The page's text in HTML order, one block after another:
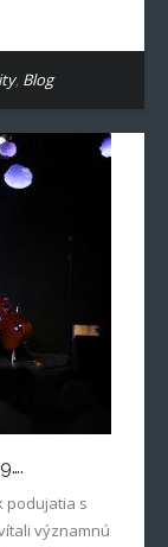
, Blog
podujatia s
významnú